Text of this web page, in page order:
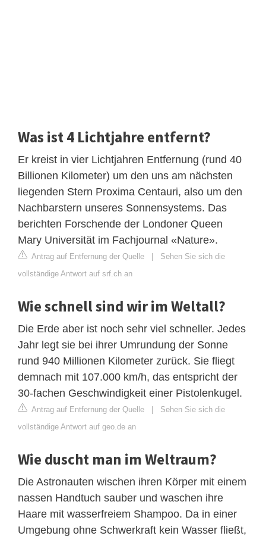
Was ist 4 Lichtjahre entfernt?
Er kreist in vier Lichtjahren Entfernung (rund 40
Billionen Kilometer) um den uns am nächsten
liegenden Stern Proxima Centauri, also um den
Nachbarstern unseres Sonnensystems. Das
berichten Forschende der Londoner Queen
Mary Universität im Fachjournal «Nature».
Antrag auf Entfernung der Quelle | Sehen Sie sich die
vollständige Antwort auf srf.ch an
Wie schnell sind wir im Weltall?
Die Erde aber ist noch sehr viel schneller. Jedes
Jahr legt sie bei ihrer Umrundung der Sonne
rund 940 Millionen Kilometer zurück. Sie fliegt
demnach mit 107.000 km/h, das entspricht der
30-fachen Geschwindigkeit einer Pistolenkugel.
Antrag auf Entfernung der Quelle | Sehen Sie sich die
vollständige Antwort auf geo.de an
Wie duscht man im Weltraum?
Die Astronauten wischen ihren Körper mit einem
nassen Handtuch sauber und waschen ihre
Haare mit wasserfreiem Shampoo. Da in einer
Umgebung ohne Schwerkraft kein Wasser fließt,